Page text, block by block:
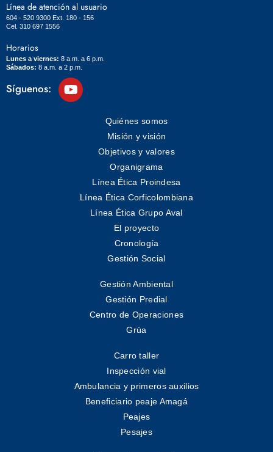
Línea de atención al usuario
604 - 520 9300 Ext. 180 - 156
Cel. 310 697 1556
Horarios
Lunes a viernes: 8 a.m. a 6 p.m.
Sábados: 8 a.m. a 2 p.m.
Síguenos:
Quiénes somos
Misión y visión
Objetivos y valores
Organigrama
Línea Ética Proindesa
Línea Ética Corficolombiana
Línea Ética Grupo Aval
El proyecto
Cronología
Gestión Social
Gestión Ambiental
Gestión Predial
Centro de Operaciones
Grúa
Carro taller
Inspección vial
Ambulancia y primeros auxilios
Beneficiario peaje Amagá
Peajes
Pesajes